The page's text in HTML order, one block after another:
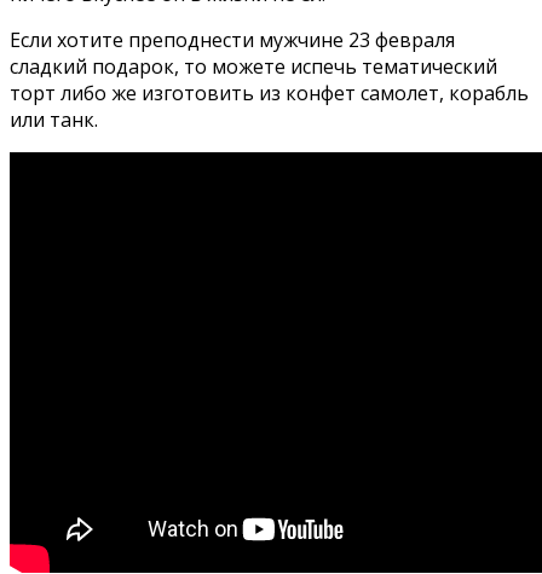
Если хотите преподнести мужчине 23 февраля
сладкий подарок, то можете испечь тематический
торт либо же изготовить из конфет самолет, корабль
или танк.